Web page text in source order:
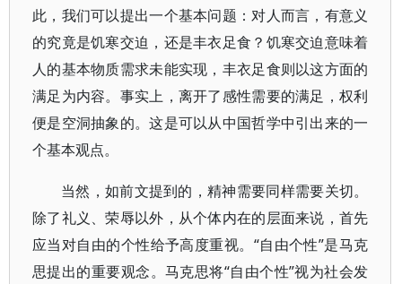
此，我们可以提出一个基本问题：对人而言，有意义
的究竟是饥寒交迫，还是丰衣足食？饥寒交迫意味着
人的基本物质需求未能实现，丰衣足食则以这方面的
满足为内容。事实上，离开了感性需要的满足，权利
便是空洞抽象的。这是可以从中国哲学中引出来的一
个基本观点。
当然，如前文提到的，精神需要同样需要关切。
除了礼义、荣辱以外，从个体内在的层面来说，首先
应当对自由的个性给予高度重视。“自由个性”是马克
思提出的重要观念。马克思将“自由个性”视为社会发